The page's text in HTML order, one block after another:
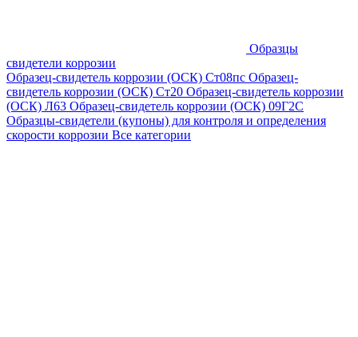
Образцы
свидетели коррозии
Образец-свидетель коррозии (ОСК) Ст08пс Образец-
свидетель коррозии (ОСК) Ст20 Образец-свидетель коррозии
(ОСК) Л63 Образец-свидетель коррозии (ОСК) 09Г2С
Образцы-свидетели (купоны) для контроля и определения
скорости коррозии Все категории